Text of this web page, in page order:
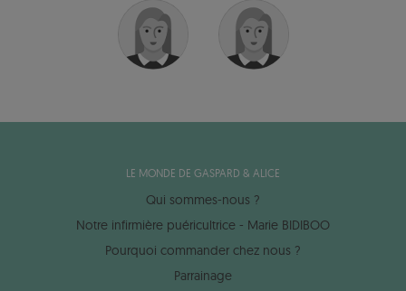
LE MONDE DE GASPARD & ALICE
Qui sommes-nous ?
Notre infirmière puéricultrice - Marie BIDIBOO
Pourquoi commander chez nous ?
Parrainage